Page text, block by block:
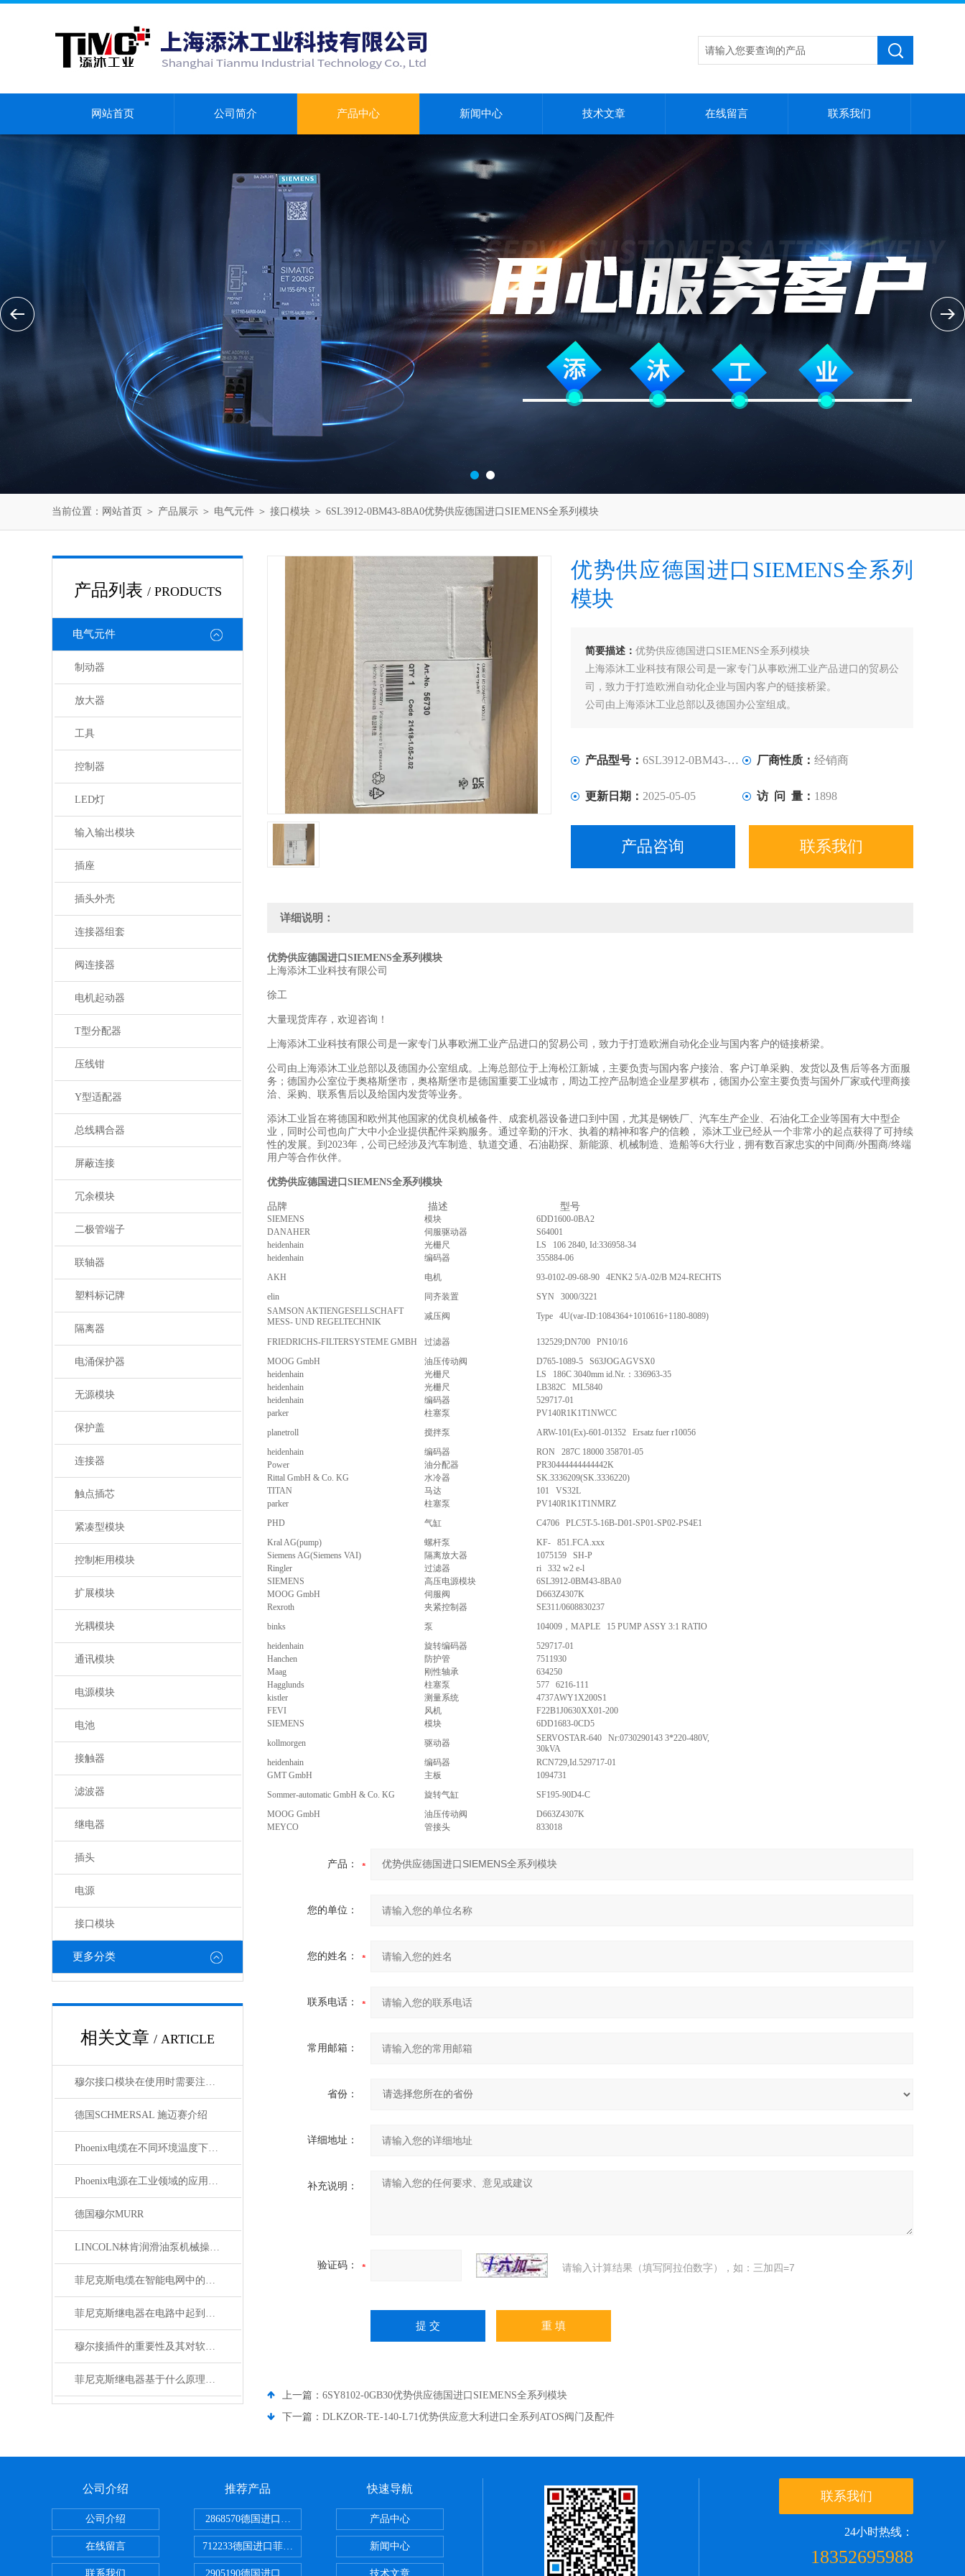
网站首页 公司简介 产品中心 新闻中心 技术文章 在线留言 联系我们
当前位置： 网站首页 ＞ 产品展示 ＞ 电气元件 ＞ 接口模块 ＞ 6SL3912-0BM43-8BA0优势供应德国进口SIEMENS全系列模块
产品列表 / PRODUCTS
电气元件
制动器
放大器
工具
控制器
LED灯
输入输出模块
插座
插头外壳
连接器组套
阀连接器
电机起动器
T型分配器
压线钳
Y型适配器
总线耦合器
屏蔽连接
冗余模块
二极管端子
联轴器
塑料标记牌
隔离器
电涌保护器
无源模块
保护盖
连接器
触点插芯
紧凑型模块
控制柜用模块
扩展模块
光耦模块
通讯模块
电源模块
电池
接触器
滤波器
继电器
插头
电源
接口模块
更多分类
相关文章 / ARTICLE
穆尔接口模块在使用时需要注意哪些问题？
德国SCHMERSAL 施迈赛介绍
Phoenix电缆在不同环境温度下的性能表现如何？
Phoenix电源在工业领域的应用与优势
德国穆尔MURR
LINCOLN林肯润滑油泵机械操作原理
菲尼克斯电缆在智能电网中的应用
菲尼克斯继电器在电路中起到什么作用？
穆尔接插件的重要性及其对软件开发的影响
菲尼克斯继电器基于什么原理工作？
优势供应德国进口SIEMENS全系列
模块
简要描述： 优势供应德国进口SIEMENS全系列模块
上海添沐工业科技有限公司是一家专门从事欧洲工业产品进口的贸易公
司，致力于打造欧洲自动化企业与国内客户的链接桥梁。
公司由上海添沐工业总部以及德国办公室组成。
产品型号： 6SL3912-0BM43-8BA0 厂商性质： 经销商
更新日期： 2025-05-05 访 问 量： 1898
产品咨询 联系我们
详细说明：
优势供应德国进口SIEMENS全系列模块
上海添沐工业科技有限公司
徐工
大量现货库存，欢迎咨询！
上海添沐工业科技有限公司是一家专门从事欧洲工业产品进口的贸易公司，致力于打造欧洲自动化企业与国内客户的链接桥梁。
公司由上海添沐工业总部以及德国办公室组成。上海总部位于上海松江新城，主要负责与国内客户接洽、客户订单采购、发货以及售后等各方面服
务；德国办公室位于奥格斯堡市，奥格斯堡市是德国重要工业城市，周边工控产品制造企业星罗棋布，德国办公室主要负责与国外厂家或代理商接
洽、采购、联系售后以及给国内发货等业务。
添沐工业旨在将德国和欧州其他国家的优良机械备件、成套机器设备进口到中国，尤其是钢铁厂、汽车生产企业、石油化工企业等国有大中型企
业，同时公司也向广大中小企业提供配件采购服务。通过辛勤的汗水、执着的精神和客户的信赖， 添沐工业已经从一个非常小的起点获得了可持续
性的发展。到2023年，公司已经涉及汽车制造、轨道交通、石油勘探、新能源、机械制造、造船等6大行业，拥有数百家忠实的中间商/外围商/终端
用户等合作伙伴。
优势供应德国进口SIEMENS全系列模块
品牌 描述 型号
SIEMENS 模块
6DD1600-0BA2
DANAHER
伺服驱动器
S64001
heidenhain
光栅尺
LS 106 2840, Id:336958-34
heidenhain
编码器
355884-06
AKH
电机
93-0102-09-68-90 4ENK2 5/A-02/B M24-RECHTS
elin
同齐装置
SYN 3000/3221
SAMSON AKTIENGESELLSCHAFT
MESS- UND REGELTECHNIK
减压阀 Type 4U(var-ID:1084364+1010616+1180-8089)
FRIEDRICHS-FILTERSYSTEME GMBH 过滤器
132529;DN700 PN10/16
MOOG GmbH
油压传动阀
D765-1089-5 S63JOGAGVSX0
heidenhain
光栅尺
LS 186C 3040mm id.Nr.：336963-35
heidenhain
光栅尺
LB382C ML5840
heidenhain
编码器
529717-01
parker
柱塞泵
PV140R1K1T1NWCC
planetroll
搅拌泵
ARW-101(Ex)-601-01352 Ersatz fuer r10056
heidenhain
编码器
RON 287C 18000 358701-05
Power
油分配器
PR30444444444442K
Rittal GmbH & Co. KG
水冷器
SK.3336209(SK.3336220)
TITAN
马达
101 VS32L
parker
柱塞泵
PV140R1K1T1NMRZ
PHD
气缸
C4706 PLC5T-5-16B-D01-SP01-SP02-PS4E1
Kral AG(pump)
螺杆泵
KF- 851.FCA.xxx
Siemens AG(Siemens VAI)
隔离放大器
1075159 SH-P
Ringler
过滤器
ri 332 w2 e-l
SIEMENS
高压电源模块
6SL3912-0BM43-8BA0
MOOG GmbH
伺服阀
D663Z4307K
Rexroth
夹紧控制器
SE311/0608830237
binks
泵
104009，MAPLE 15 PUMP ASSY 3:1 RATIO
heidenhain
旋转编码器
529717-01
Hanchen
防护管
7511930
Maag
刚性轴承
634250
Hagglunds
柱塞泵
577 6216-111
kistler
测量系统
4737AWY1X200S1
FEVI
风机
F22B1J0630XX01-200
SIEMENS
模块
6DD1683-0CD5
kollmorgen
驱动器
SERVOSTAR-640 Nr:0730290143 3*220-480V,
30kVA
heidenhain
编码器
RCN729,Id.529717-01
GMT GmbH
主板
1094731
Sommer-automatic GmbH & Co. KG
旋转气缸
SF195-90D4-C
MOOG GmbH
油压传动阀
D663Z4307K
MEYCO
管接头 833018
产品：
您的单位：
您的姓名：
联系电话：
常用邮箱：
省份：
详细地址：
补充说明：
验证码： 请输入计算结果（填写阿拉伯数字），如：三加四=7
上一篇： 6SY8102-0GB30优势供应德国进口SIEMENS全系列模块
下一篇： DLKZOR-TE-140-L71优势供应意大利进口全系列ATOS阀门及配件
公司介绍
公司介绍
在线留言
联系我们
推荐产品
2868570德国进口菲尼克斯电源
712233德国进口菲尼克斯断路器
2905190德国进口菲尼克斯继电器
快速导航
产品中心
新闻中心
技术文章
联系我们
24小时热线：
18352695988